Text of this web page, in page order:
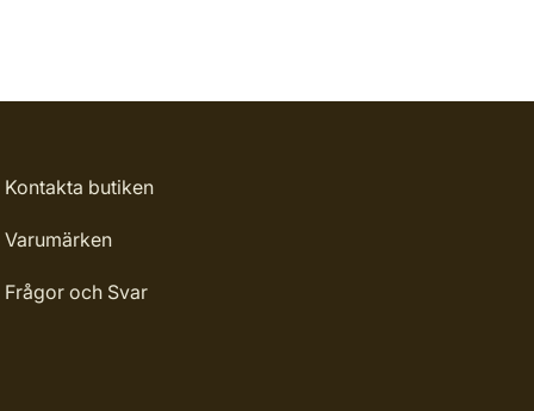
Kontakta butiken
Varumärken
Frågor och Svar